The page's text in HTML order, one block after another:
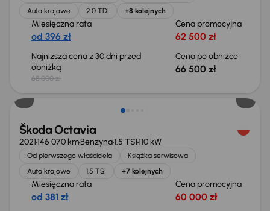
Auta krajowe
2.0 TDI +8 kolejnych
Miesięczna rata
od 396 zł
Cena promocyjna
62 500 zł
Najniższa cena z 30 dni przed
obniżką
68 000 zł
Cena po obniżce
66 500 zł
Taniej o 1 000 zł
Škoda Octavia
2021146 070 kmBenzyna1.5 TSI110 kW
Od pierwszego właściciela
Książka serwisowa
Auta krajowe
1.5 TSI +7 kolejnych
Miesięczna rata
od 381 zł
Cena promocyjna
60 000 zł